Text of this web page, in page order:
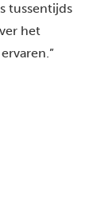
tussentijds
het